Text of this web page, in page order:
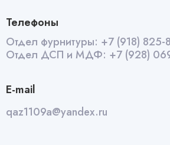
Телефоны
Отдел фурнитуры: +7 (918) 825-
Отдел ДСП и МДФ: +7 (928)
E-mail
qaz1109a@yandex.ru